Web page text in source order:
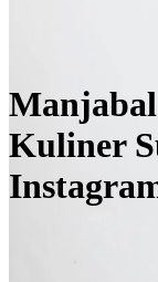
Kuliner